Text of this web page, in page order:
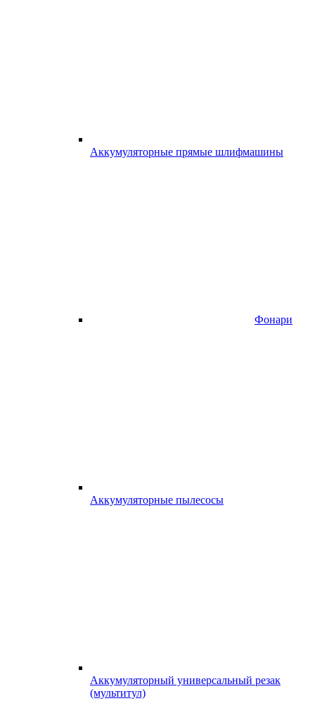
Аккумуляторные прямые шлифмашины
Фонари
Аккумуляторные пылесосы
Аккумуляторный универсальный резак
(мультитул)